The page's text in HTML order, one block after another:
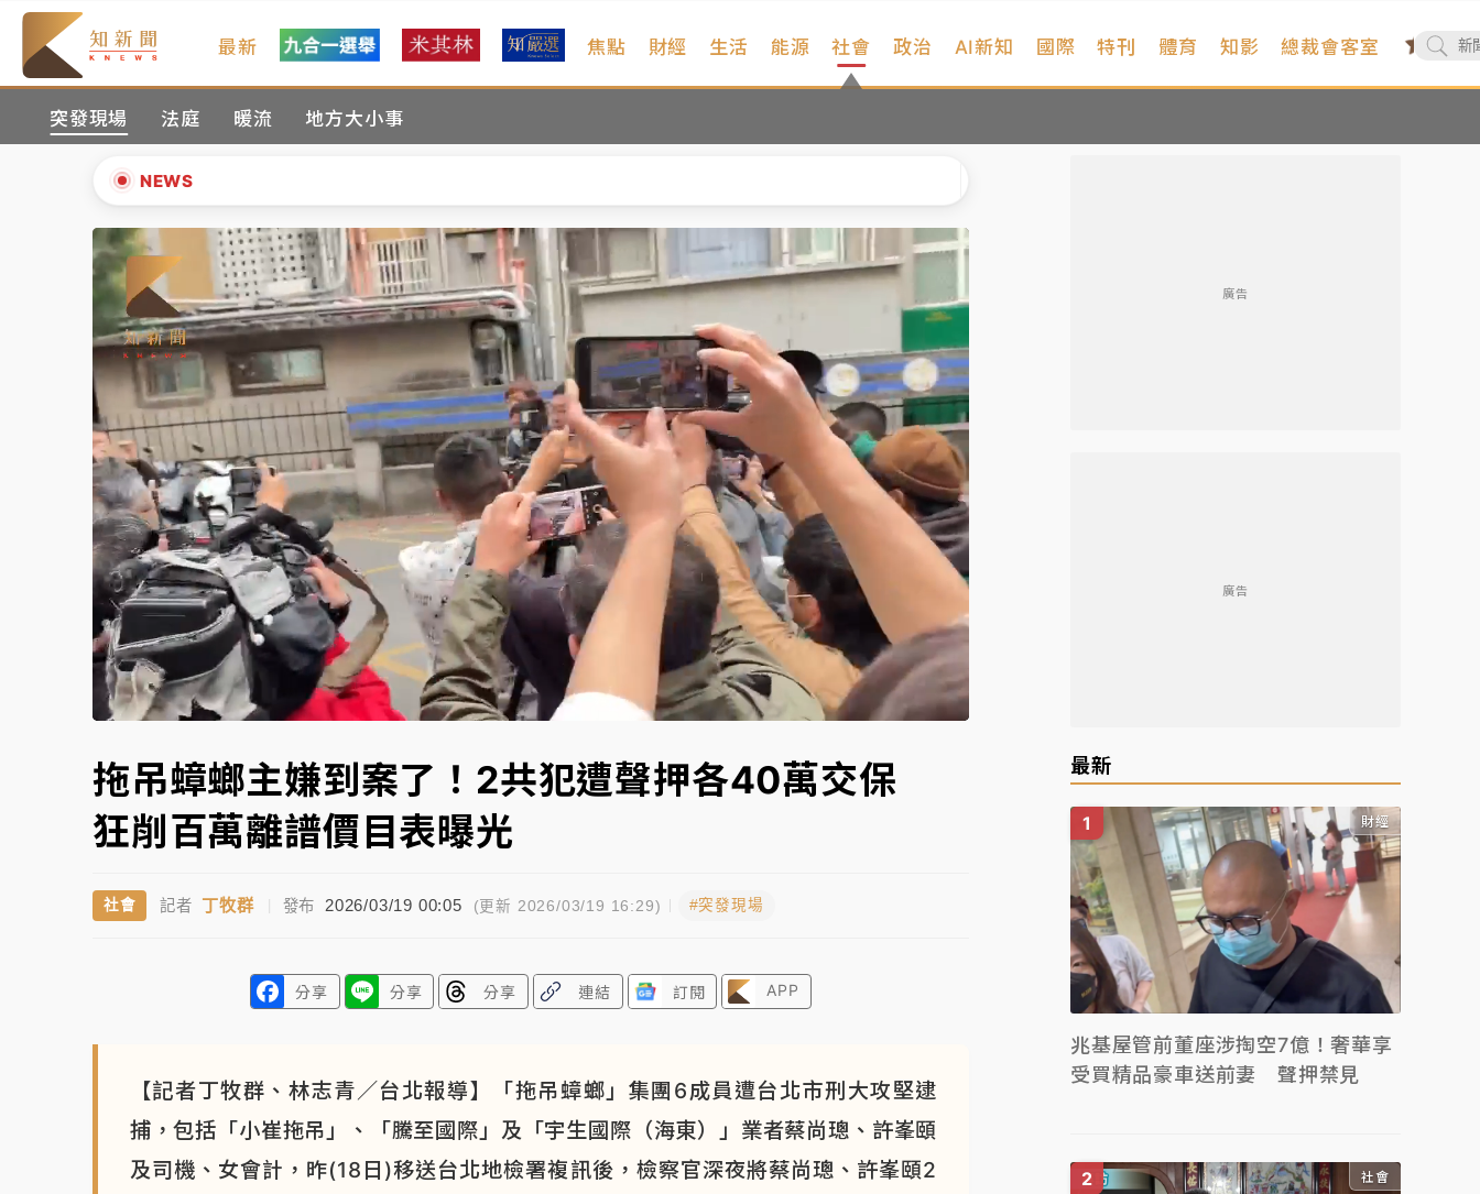
最新 焦點 財經 生活 能源 社會
突發現場 法庭 暖流 地方大小事
政治 AI新知 國際 特刊 體育 知影 總裁會客室
NEWS
暑假過三周才推「E宿新北打卡趣」！抽獎程序複雜 觀旅局回應了
中信慈善基金會想增加董事人數！辜仲諒向法院聲請遭駁 理由曝光
故宮《龍藏經》特展第2檔！今線上預約開賣一度塞車 周六起展出延長至晚上7時
台東農業處長涉圖利渡假村！東檢抗告成功 今重開羈押庭
父親節泡湯了！中颱白海豚雨彈轟3天 「紅到發紫」降雨熱區曝
女律師陳昱瑄詐慈濟10億！黃金158kg遭查扣畫面曝光
暑假過三周才推「E宿新北打卡趣」！抽獎程序複雜 觀旅局回應了
中信慈善基金會想增加董事人數！辜仲諒向法院聲請遭駁 理由曝光
故宮《龍藏經》特展第2檔！今線上預約開賣一度塞車 周六起展出延長至晚上7時
台東農業處長涉圖利渡假村！東檢抗告成功 今重開羈押庭
父親節泡湯了！中颱白海豚雨彈轟3天 「紅到發紫」降雨熱區曝
▼
Unmute Loaded
100.00%
拖吊蟑螂主嫌到案了！2共犯遭聲押各40萬交保
狂削百萬離譜價目表曝光
社會 記者 丁牧群 發布 2026/03/19 00:05 (更新 2026/03/19 16:29) #突發現場
分享 分享 分享 連結 訂閱 APP
【記者丁牧群、林志青／台北報導】「拖吊蟑螂」集團6成員遭台北市刑大攻堅逮
捕，包括「小崔拖吊」、「騰至國際」及「宇生國際（海東）」業者蔡尚璁、許峯頤
及司機、女會計，昨(18日)移送台北地檢署複訊後，檢察官深夜將蔡尚璁、許峯頤2
廣告
廣告
最新
財經
兆基屋管前董座涉掏空7億！奢華享
受買精品豪車送前妻 聲押禁見
社會